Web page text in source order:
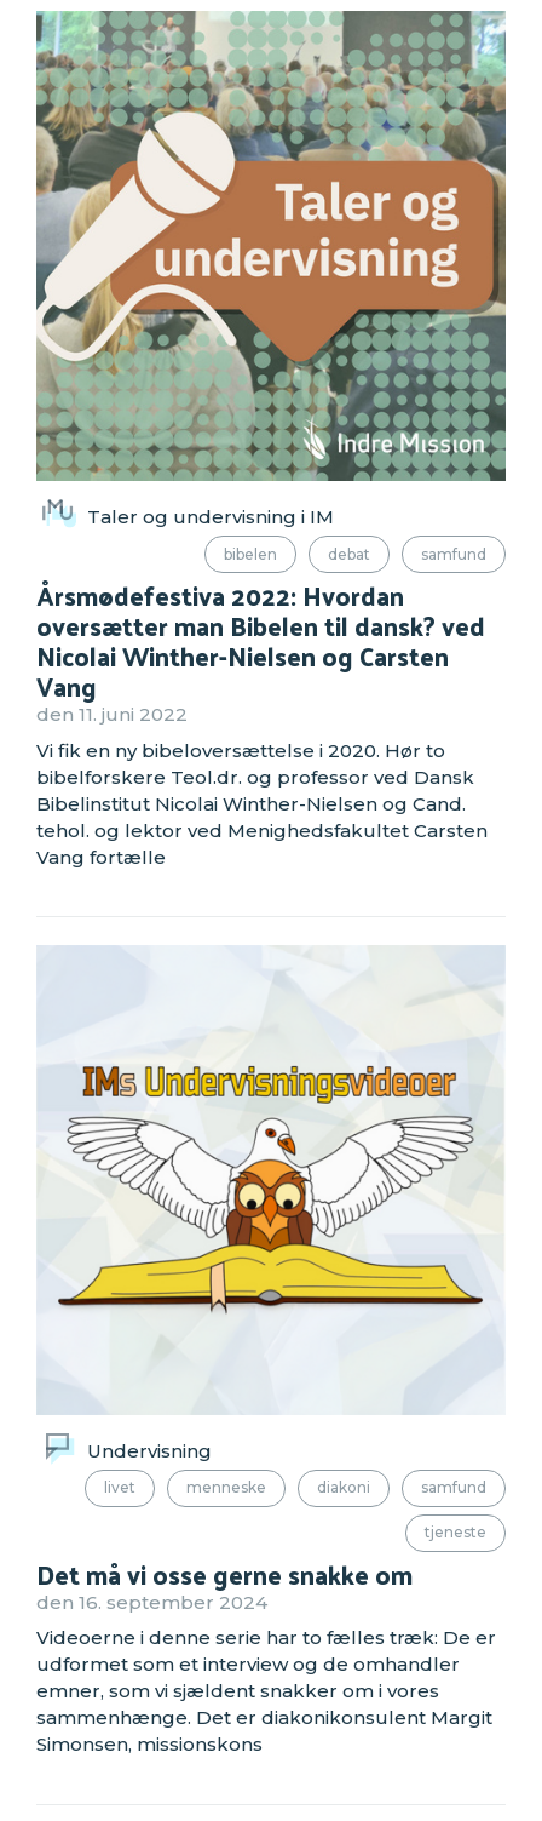
Taler og undervisning i IM
bibelen debat samfund
Årsmødefestiva 2022: Hvordan
oversætter man Bibelen til dansk? ved
Nicolai Winther-Nielsen og Carsten
Vang
den 11. juni 2022
Vi fik en ny bibeloversættelse i 2020. Hør to
bibelforskere Teol.dr. og professor ved Dansk
Bibelinstitut Nicolai Winther-Nielsen og Cand.
tehol. og lektor ved Menighedsfakultet Carsten
Vang fortælle
Undervisning
livet menneske diakoni samfund
tjeneste
Det må vi osse gerne snakke om
den 16. september 2024
Videoerne i denne serie har to fælles træk: De er
udformet som et interview og de omhandler
emner, som vi sjældent snakker om i vores
sammenhænge. Det er diakonikonsulent Margit
Simonsen, missionskons